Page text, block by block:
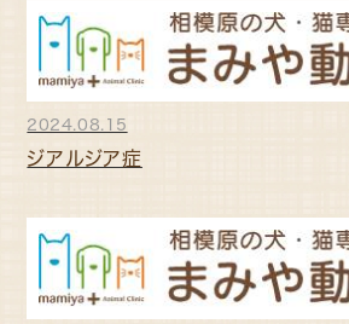
2024.08.15
ジアルジア症